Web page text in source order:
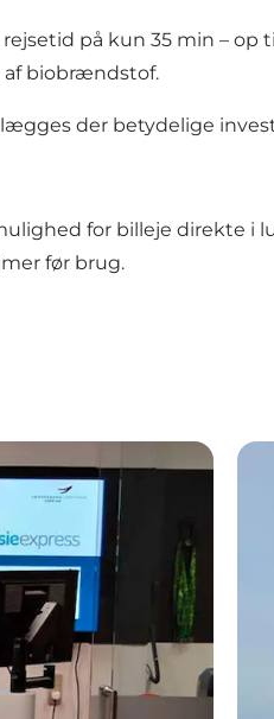
på kun 35 min – op
af biobrændstof.
der betydelige
for billeje direkte i
før brug.